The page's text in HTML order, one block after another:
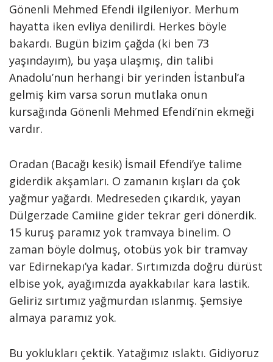
Gönenli Mehmed Efendi ilgileniyor. Merhum
hayatta iken evliya denilirdi. Herkes böyle
bakardı. Bugün bizim çağda (ki ben 73
yaşındayım), bu yaşa ulaşmış, din talibi
Anadolu’nun herhangi bir yerinden İstanbul’a
gelmiş kim varsa sorun mutlaka onun
kursağında Gönenli Mehmed Efendi’nin ekmeği
vardır.
Oradan (Bacağı kesik) İsmail Efendi’ye talime
giderdik akşamları. O zamanın kışları da çok
yağmur yağardı. Medreseden çıkardık, yayan
Dülgerzade Camiine gider tekrar geri dönerdik.
15 kuruş paramız yok tramvaya binelim. O
zaman böyle dolmuş, otobüs yok bir tramvay
var Edirnekapı’ya kadar. Sırtımızda doğru dürüst
elbise yok, ayağımızda ayakkabılar kara lastik.
Geliriz sırtımız yağmurdan ıslanmış. Şemsiye
almaya paramız yok.
Bu yoklukları çektik. Yatağımız ıslaktı. Gidiyoruz